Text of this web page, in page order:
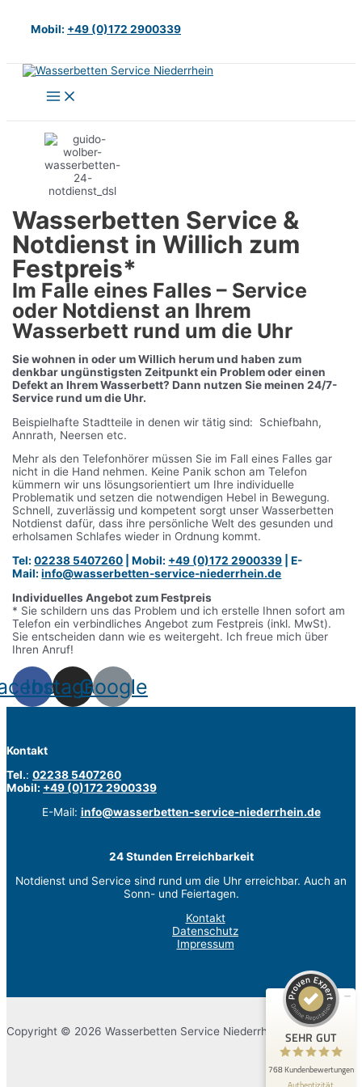
Inhalt
springen
Mobil: +49 (0)172 2900339
Main
Menu
Wasserbetten Service &
Notdienst in Willich zum
Festpreis*
Im Falle eines Falles – Service
oder Notdienst an Ihrem
Wasserbett rund um die Uhr
Sie wohnen in oder um Willich herum und haben zum
denkbar ungünstigsten Zeitpunkt ein Problem oder einen
Defekt an Ihrem Wasserbett? Dann nutzen Sie meinen 24/7-
Service rund um die Uhr.
Beispielhafte Stadtteile in denen wir tätig sind: Schiefbahn,
Annrath, Neersen etc.
Mehr als den Telefonhörer müssen Sie im Fall eines Falles gar
nicht in die Hand nehmen. Keine Panik schon am Telefon
kümmern wir uns lösungsorientiert um Ihre individuelle
Problematik und setzen die notwendigen Hebel in Bewegung.
Schnell, zuverlässig und kompetent sorgt unser Wasserbetten
Notdienst dafür, dass ihre persönliche Welt des gesunden und
erholsamen Schlafes wieder in Ordnung kommt.
Tel:02238 5407260 |Mobil: +49 (0)172 2900339 |E-
Mail:info@wasserbetten-service-niederrhein.de
Individuelles Angebot zum Festpreis
* Sie schildern uns das Problem und ich erstelle Ihnen sofort am
Telefon ein verbindliches Angebot zum Festpreis (inkl. MwSt).
Sie entscheiden dann wie es weitergeht. Ich freue mich über
Ihren Anruf!
Instagram
Google
Kontakt
Tel.: 02238 5407260
Mobil: +49 (0)172 2900339
E-Mail: info@wasserbetten-service-niederrhein.de
24 Stunden Erreichbarkeit
Notdienst und Service sind rund um die Uhr erreichbar. Auch an
Sonn- und Feiertagen.
Kontakt
Datenschutz
Impressum
Copyright © 2026 Wasserbetten Service Niederrhein. SEHR GUT
768 Kundenbewertungen
Authentizität
Kundenbewertungen und Erfahrungen zu
Wasserbetten Guido Wolber
SEHR GUT
62
Bewertungen auf
ProvenExpert.com
Bewertungen von 2